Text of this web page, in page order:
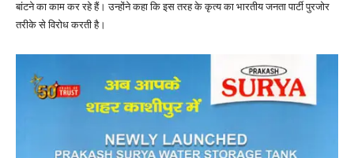
बांटने का काम कर रहे हैं। उन्होंने कहा कि इस तरह के कृत्य का भारतीय जनता पार्टी पुरजोर
तरीके से विरोध करती है।